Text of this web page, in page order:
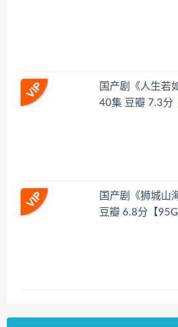
国产剧《人生若
40集 豆瓣 7.3分
国产剧《狮城山
豆瓣 6.8分【